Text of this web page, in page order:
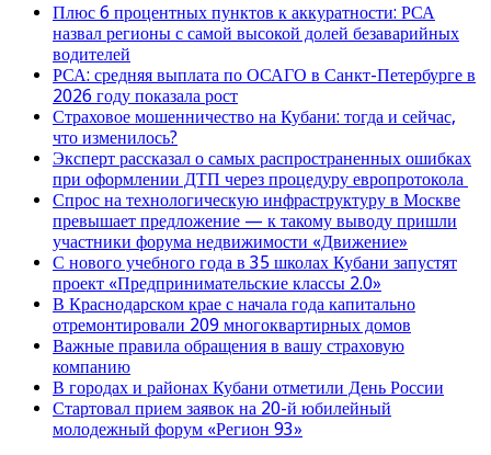
Плюс 6 процентных пунктов к аккуратности: РСА
назвал регионы с самой высокой долей безаварийных
водителей
РСА: средняя выплата по ОСАГО в Санкт-Петербурге в
2026 году показала рост
Страховое мошенничество на Кубани: тогда и сейчас,
что изменилось?
Эксперт рассказал о самых распространенных ошибках
при оформлении ДТП через процедуру европротокола
Спрос на технологическую инфраструктуру в Москве
превышает предложение — к такому выводу пришли
участники форума недвижимости «Движение»
С нового учебного года в 35 школах Кубани запустят
проект «Предпринимательские классы 2.0»
В Краснодарском крае с начала года капитально
отремонтировали 209 многоквартирных домов
Важные правила обращения в вашу страховую
компанию
В городах и районах Кубани отметили День России
Стартовал прием заявок на 20-й юбилейный
молодежный форум «Регион 93»